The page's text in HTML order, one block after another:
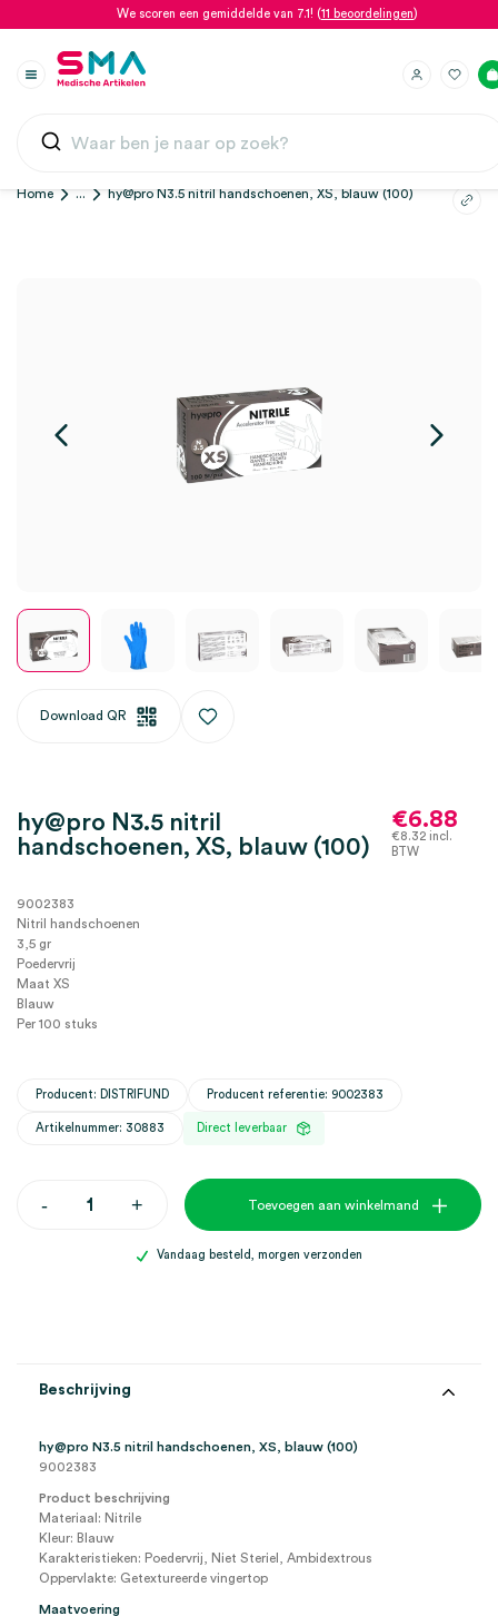
We scoren een gemiddelde van 7.1! (11 beoordelingen)
Home ... hy@pro N3.5 nitril handschoenen, XS, blauw (100)
Download QR
hy@pro N3.5 nitril
handschoenen, XS, blauw (100)
€6.88
€8.32 incl.
BTW
9002383
Nitril handschoenen
3,5 gr
Poedervrij
Maat XS
Blauw
Per 100 stuks
Producent: DISTRIFUND Producent referentie: 9002383
Artikelnummer: 30883 Direct leverbaar
-hy@pro
handschoenen,
+ Toevoegen aan winkelmand
Vandaag besteld, morgen verzonden
Beschrijving
hy@pro N3.5 nitril handschoenen, XS, blauw (100)
9002383
Product beschrijving
Materiaal: Nitrile
Kleur: Blauw
Karakteristieken: Poedervrij, Niet Steriel, Ambidextrous
Oppervlakte: Getextureerde vingertop
Maatvoering